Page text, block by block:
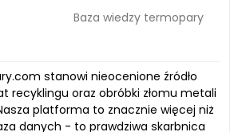
Baza wiedzy termopary
stanowi nieocenione źródło
recyklingu oraz obróbki złomu metali
platforma to znacznie więcej niż
danych - to prawdziwa skarbnica